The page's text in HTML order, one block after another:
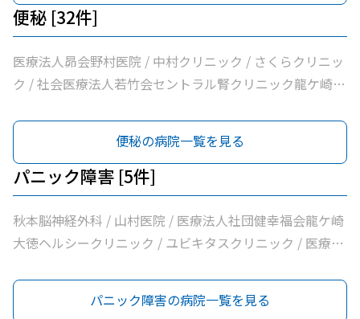
便秘 [32件]
医療法人昴会野村医院 / 中村クリニック / さくらクリニッ
ク / 社会医療法人若竹会セントラル腎クリニック龍ケ崎 /
外科 / 牛尾病院 / 松本クリニック / ひかりの森内科クリニ
ック / 吉澤胃腸内科医院 / 山村医院 / 山本医院 / 福岡小児
科医院 / 飯野クリニック / 松葉クリニック / 根本医院 / 医
療法人社団健幸福会龍ケ崎大徳ヘルシークリニック / 医療
法人社団清和会いしかわクリニック / 横田医院 / 茨城県竜
ケ崎保健所 / 朝野循環器内科クリニック / 医療法人いがら
医院 / 八代内科医院 / 高田整形外科 / 龍ケ崎済生会病院 /
うちだ医院 / ユビキタスクリニック / 医療法人社団八峰会
便秘の病院一覧を見る
パニック障害 [5件]
秋本脳神経外科 / 山村医院 / 医療法人社団健幸福会龍ケ崎
大徳ヘルシークリニック / ユビキタスクリニック / 医療法
パニック障害の病院一覧を見る